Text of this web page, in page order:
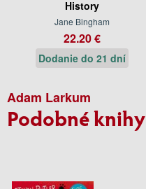
History
Jane Bingham
22.20 €
Dodanie do 21 dní
Adam Larkum
Podobné knihy